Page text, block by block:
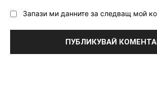
Запази ми данните за следващ мой